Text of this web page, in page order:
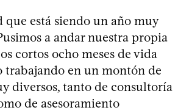
que está siendo un año muy
a andar nuestra propia
cortos ocho meses de vida
trabajando en un montón de
diversos, tanto de consultoría
de asesoramiento